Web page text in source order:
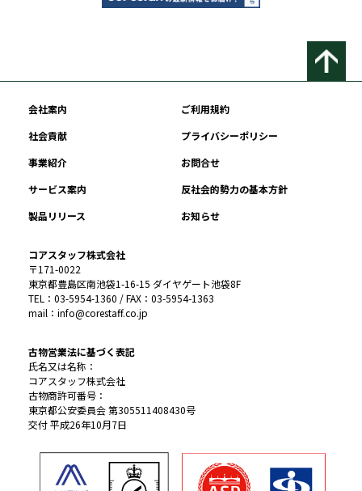
会社案内
ご利用規約
社会貢献
プライバシーポリシー
事業紹介
お問合せ
サービス案内
反社会的勢力の基本方針
製品リリース
お知らせ
コアスタッフ株式会社
〒171-0022
東京都豊島区南池袋1-16-15 ダイヤゲート池袋8F
TEL：03-5954-1360 / FAX：03-5954-1363
mail：info@corestaff.co.jp
古物営業法に基づく表記
氏名又は名称：
コアスタッフ株式会社
古物商許可番号：
東京都公安委員会 第305511408430号
交付 平成26年10月7日